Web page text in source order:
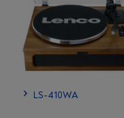
LS-410WA